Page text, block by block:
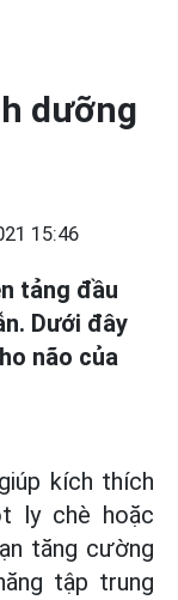
dưỡng
15:46
tảng đầu
Dưới đây
não của
kích thích
ly chè hoặc
tăng cường
tập trung